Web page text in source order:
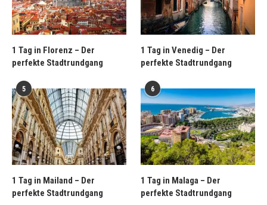
1 Tag in Florenz – Der
perfekte Stadtrundgang
1 Tag in Venedig – Der
perfekte Stadtrundgang
5
1 Tag in Mailand – Der
perfekte Stadtrundgang
6
1 Tag in Malaga – Der
perfekte Stadtrundgang